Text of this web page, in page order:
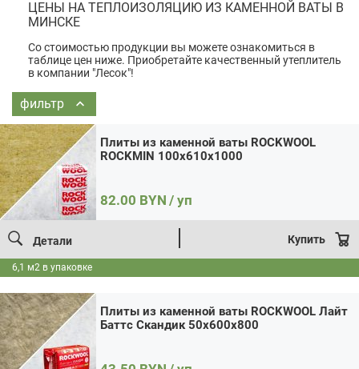
ЦЕНЫ НА ТЕПЛОИЗОЛЯЦИЮ ИЗ КАМЕННОЙ ВАТЫ В
МИНСКЕ
Со стоимостью продукции вы можете ознакомиться в
таблице цен ниже. Приобретайте качественный утеплитель
в компании "Лесок"!
фильтр
Плиты из каменной ваты ROCKWOOL
ROCKMIN 100x610x1000
82.00 BYN / уп
Детали Купить
6,1 м2 в упаковке
ROCKMIN
Плиты из каменной ваты ROCKWOOL Лайт
Баттс Скандик 50x600x800
Плиты из каменной ваты ROCKWOOL Лайт Баттс Скандик
50x600x800
Цена:43.50 / уп Итого:
Кол-во:
Количество
Плиты
из
каменной
ваты
Баттс
50x600x800
В корзину Купить в 1 клик
Плиты из каменной ваты ROCKWOOL Лайт Баттс Скандик
100x600x800
Цена:43.50 / уп
BYN
Кол-во:
Количество
товара
из
каменной
ваты
Баттс